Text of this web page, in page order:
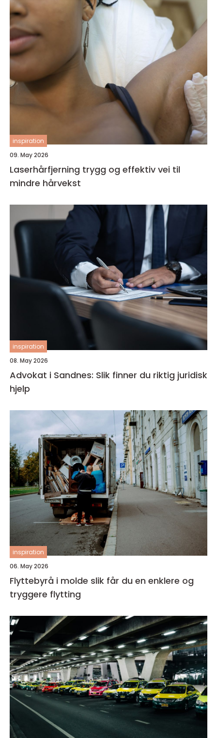
inspiration
09. May 2026
Laserhårfjerning trygg og effektiv vei til
mindre hårvekst
inspiration
08. May 2026
Advokat i Sandnes: Slik finner du riktig juridisk
hjelp
inspiration
06. May 2026
Flyttebyrå i molde slik får du en enklere og
tryggere flytting